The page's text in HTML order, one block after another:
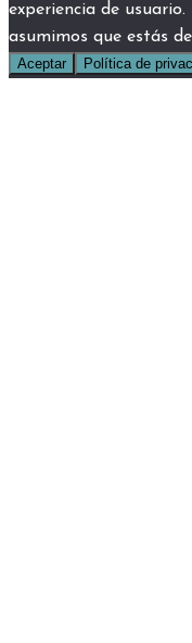
experiencia de
asumimos que estás
Aceptar Política de